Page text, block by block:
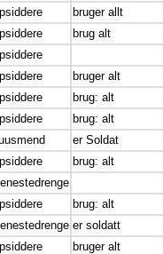
bruger allt
brug alt
bruger alt
brug: alt
brug: alt
er Soldat
brug: alt
brug: alt
er soldatt
bruger alt